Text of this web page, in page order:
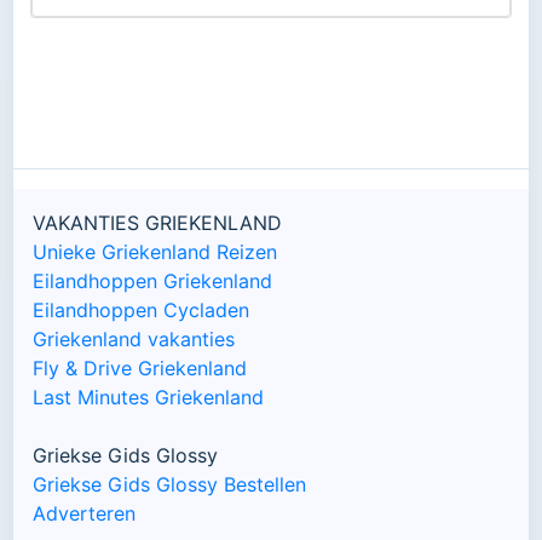
VAKANTIES GRIEKENLAND
Unieke Griekenland Reizen
Eilandhoppen Griekenland
Eilandhoppen Cycladen
Griekenland vakanties
Fly & Drive Griekenland
Last Minutes Griekenland
Griekse Gids Glossy
Griekse Gids Glossy Bestellen
Adverteren